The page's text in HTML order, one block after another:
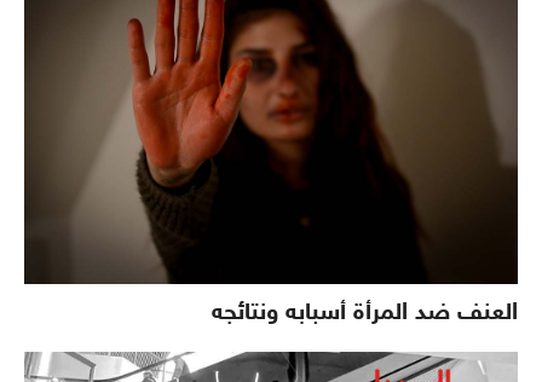
العنف ضد المرأة أسبابه ونتائجه